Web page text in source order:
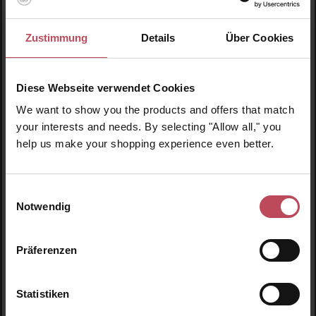
Zustimmung Details Über Cookies
Diese Webseite verwendet Cookies
We want to show you the products and offers that match
your interests and needs. By selecting "Allow all," you
help us make your shopping experience even better.
Notwendig
Präferenzen
Statistiken
Winter Skin - Feuchtigkeitspflege
Regulärer Preis:
21,95 €
Inkl. MwSt
Details
Produktgalerie überspringen
Ähnliche Produkte
Neu